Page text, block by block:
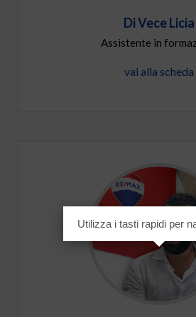
Di Vece Licia
Assistente in
vai alla scheda
Utilizza i tasti rapidi per